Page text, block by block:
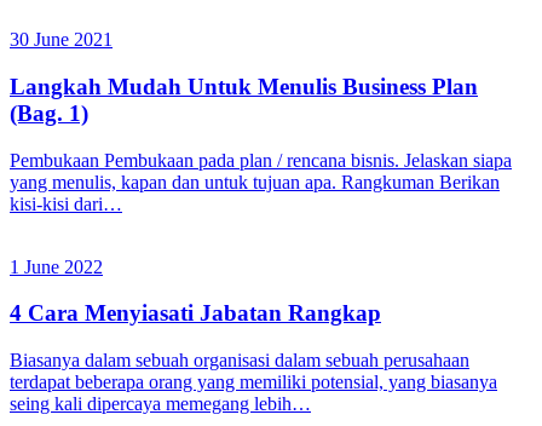
30 June 2021
Langkah Mudah Untuk Menulis Business Plan
(Bag. 1)
Pembukaan Pembukaan pada plan / rencana bisnis. Jelaskan siapa
yang menulis, kapan dan untuk tujuan apa. Rangkuman Berikan
kisi-kisi dari…
1 June 2022
4 Cara Menyiasati Jabatan Rangkap
Biasanya dalam sebuah organisasi dalam sebuah perusahaan
terdapat beberapa orang yang memiliki potensial, yang biasanya
seing kali dipercaya memegang lebih…